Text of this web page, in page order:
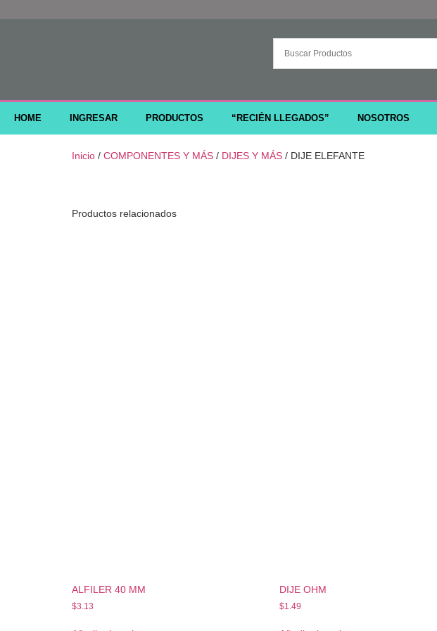
HOME INGRESAR PRODUCTOS “RECIÉN LLEGADOS” NOSOTROS
Inicio / COMPONENTES Y MÁS / DIJES Y MÁS / DIJE ELEFANTE
Productos relacionados
ALFILER 40 MM
$3.13
DIJE OHM
$1.49